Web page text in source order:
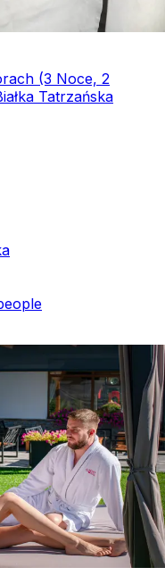
(3 Noce, 2
Tatrzańska